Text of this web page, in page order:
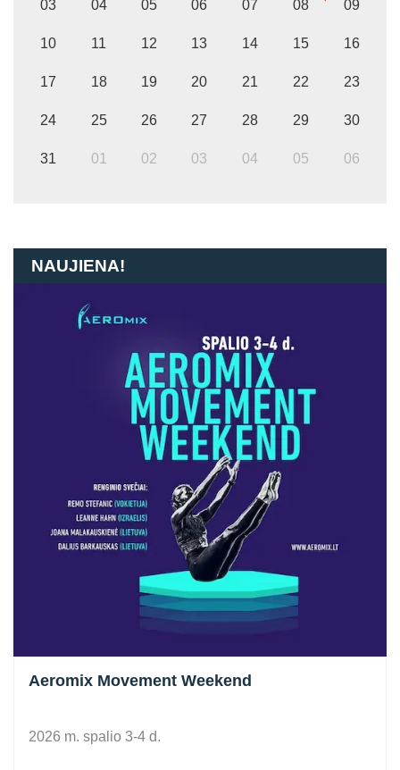
03 04 05 06 07 08 09
10 11 12 13 14 15 16
17 18 19 20 21 22 23
24 25 26 27 28 29 30
31 01 02 03 04 05 06
NAUJIENA!
Aeromix Movement Weekend
2026 m. spalio 3-4 d.